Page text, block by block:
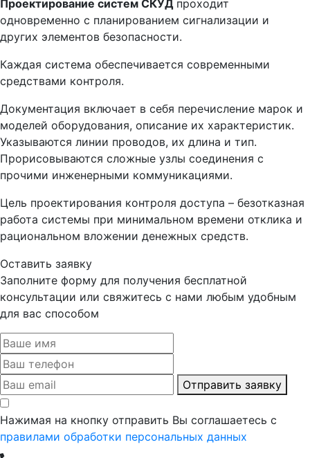
Проектирование систем СКУД проходит
одновременно с планированием сигнализации и
других элементов безопасности.
Каждая система обеспечивается современными
средствами контроля.
Документация включает в себя перечисление марок и
моделей оборудования, описание их характеристик.
Указываются линии проводов, их длина и тип.
Прорисовываются сложные узлы соединения с
прочими инженерными коммуникациями.
Цель проектирования контроля доступа – безотказная
работа системы при минимальном времени отклика и
рациональном вложении денежных средств.
Оставить заявку
Заполните форму для получения бесплатной
консультации или свяжитесь с нами любым удобным
для вас способом
Отправить заявку
Нажимая на кнопку отправить Вы соглашаетесь с
правилами обработки персональных данных